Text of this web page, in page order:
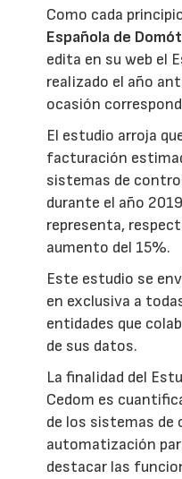
Como cada
Española de
edita en su web el
realizado el año
ocasión
El estudio arroja
facturación
sistemas de
durante el año
representa,
aumento del 15%.
Este estudio se
en exclusiva a
entidades que
de sus datos.
La finalidad del
Cedom es
de los sistemas de
automatización
destacar las